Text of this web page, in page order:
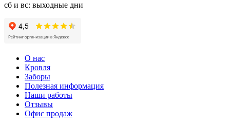
сб и вс: выходные дни
О нас
Кровля
Заборы
Полезная информация
Наши работы
Отзывы
Офис продаж